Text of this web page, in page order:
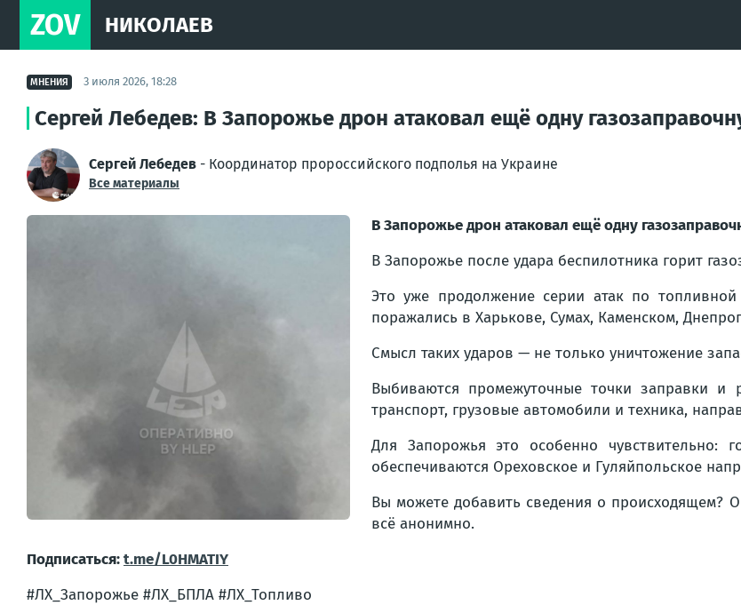
ZOV НИКОЛАЕВ
МНЕНИЯ 3 июля 2026, 18:28
Сергей Лебедев: В Запорожье дрон атаковал ещё одну
Сергей Лебедев - Координатор пророссийского подполья на Украине
Все материалы
В Запорожье дрон атаковал ещё одну
В Запорожье после удара беспилотника горит
Это уже продолжение серии атак по
поражались в Харькове, Сумах, Каменском,
Смысл таких ударов — не только уничтожение
Выбиваются промежуточные точки заправки и
транспорт, грузовые автомобили и техника,
Для Запорожья это особенно чувствительно:
обеспечиваются Ореховское и Гуляйпольское
Вы можете добавить сведения о происходящем?
всё анонимно.
Подписаться:t.me/L0HMATIY
#ЛХ_Запорожье #ЛХ_БПЛА #ЛХ_Топливо